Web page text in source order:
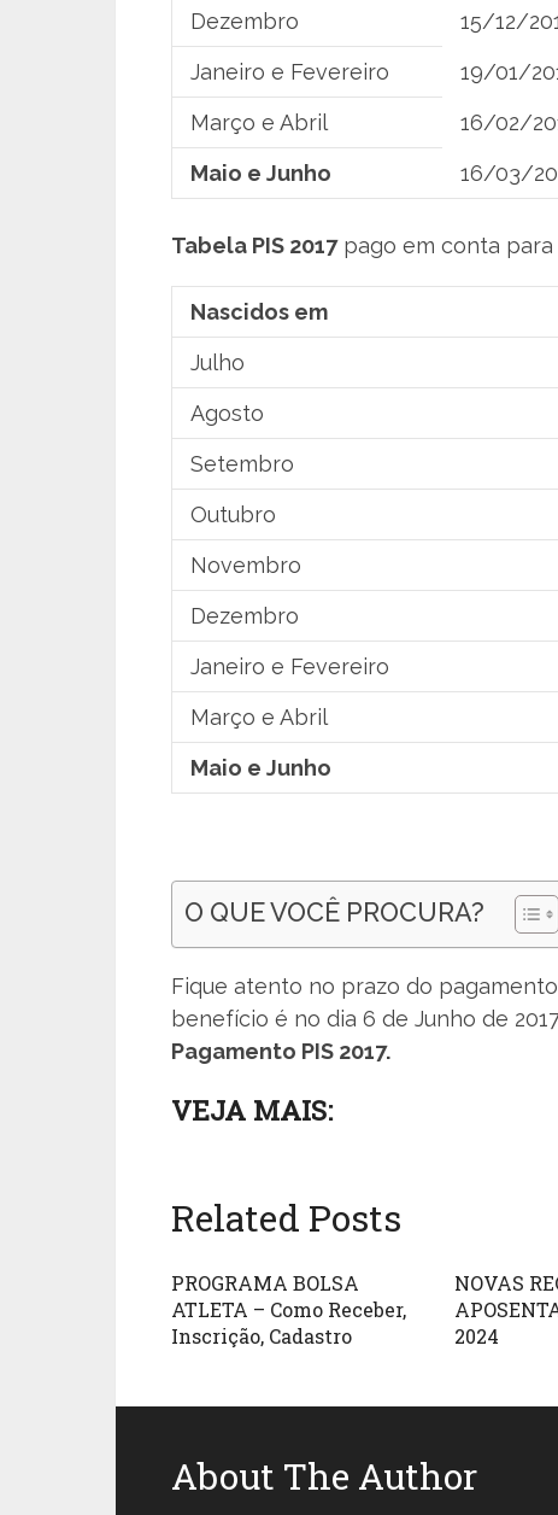
Dezembro
15/12/
Janeiro e Fevereiro
19/01/
Março e Abril
16/02/
Maio e Junho
16/03/
Tabela PIS 2017pago em conta para
Nascidos em
Julho
Agosto
Setembro
Outubro
Novembro
Dezembro
Janeiro e Fevereiro
Março e Abril
Maio e Junho
O QUE VOCÊ PROCURA?
Fique atento no prazo do
benefício é no dia 6 de Junho de
Pagamento PIS 2017.
VEJA MAIS:
Related Posts
PROGRAMA BOLSA
ATLETA – Como Receber,
Inscrição, Cadastro
NOVAS
2024
About The Author